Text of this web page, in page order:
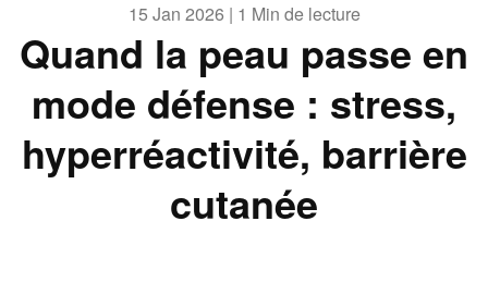
15 Jan 2026 | 1 Min de lecture
Quand la peau passe en
mode défense : stress,
hyperréactivité, barrière
cutanée